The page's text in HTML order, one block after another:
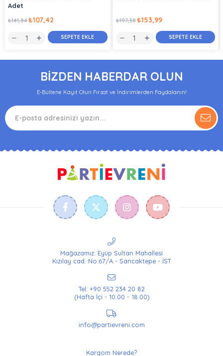
Adet
₺107,42
₺141,84
SEPETE EKLE
₺153,99
₺197,38
SEPETE EKLE
BİZDEN HABERDAR OLUN
E-Bültene Kayıt Olun Fırsat ve İndirimlerden Faydalanın!
Mağazamız: Eyüp Sultan Mahallesi
Kızılay cad. No:67/A - Sancaktepe - İST
Tel: +90 552 234 20 82
(Hafta İçi - 10.00 - 18.00)
info@partievreni.com
Kargom Nerede?